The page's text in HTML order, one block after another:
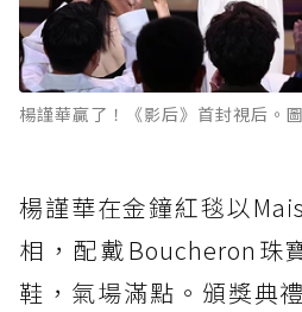
楊謹華贏了！《影后》首封視后。
楊謹華在金鐘紅毯以
相，配戴Boucheron珠
鞋，氣場滿點。頒獎典